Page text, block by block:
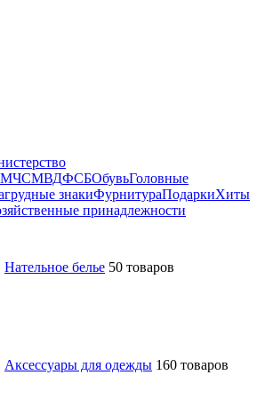
МЧСМВДФСБОбувьГоловные
знакиФурнитураПодаркиХиты
принадлежности
Нательное белье 50 товаров
Аксессуары для одежды 160 товаров